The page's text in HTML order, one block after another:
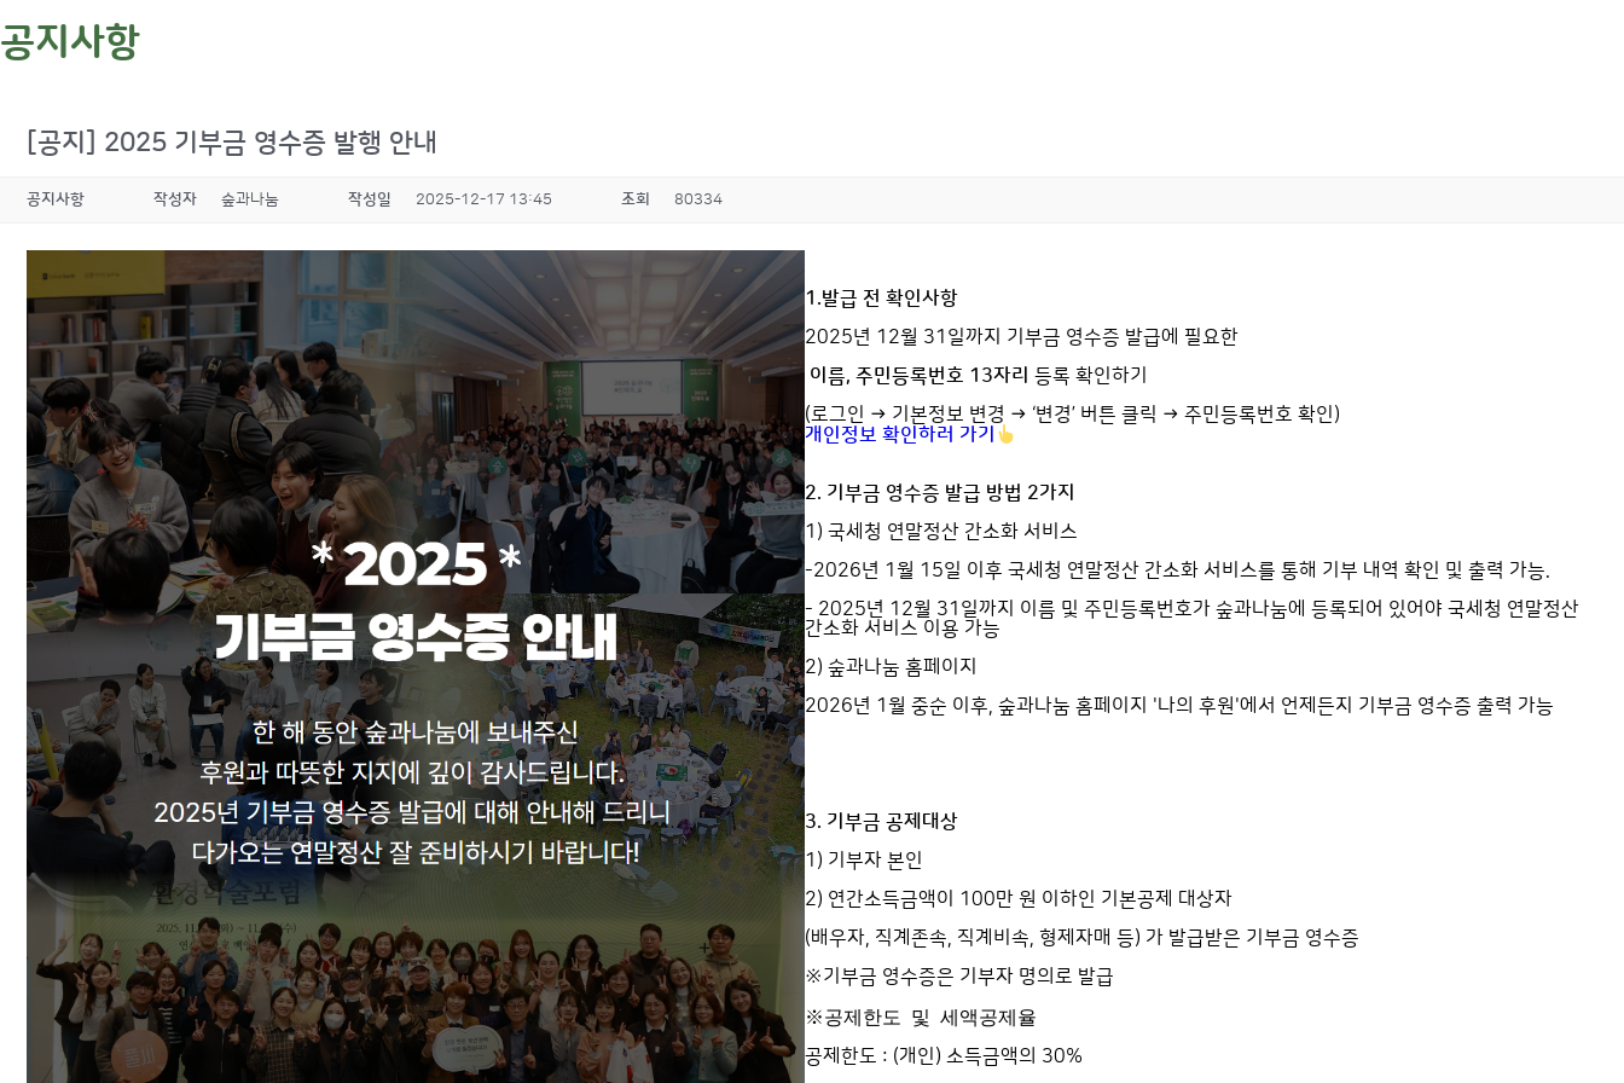
공지사항
[공지] 2025 기부금 영수증 발행 안내
공지사항 작성자 숲과나눔 작성일 2025-12-17 13:45 조회 80334
1.발급 전 확인사항
2025년 12월 31일까지 기부금 영수증 발급에 필요한
이름, 주민등록번호 13자리 등록 확인하기
(로그인 → 기본정보 변경 → ‘변경’ 버튼 클릭 → 주민등록번호 확인)
개인정보 확인하러 가기
2. 기부금 영수증 발급 방법 2가지
1) 국세청 연말정산 간소화 서비스
-2026년 1월 15일 이후 국세청 연말정산 간소화 서비스를 통해 기부 내역 확인 및 출력 가능.
- 2025년 12월 31일까지 이름 및 주민등록번호가 숲과나눔에 등록되어 있어야 국세청 연말정산
간소화 서비스 이용 가능
2) 숲과나눔 홈페이지
2026년 1월 중순 이후, 숲과나눔 홈페이지 '나의 후원'에서 언제든지 기부금 영수증 출력 가능
3. 기부금 공제대상
1) 기부자 본인
2) 연간소득금액이 100만 원 이하인 기본공제 대상자
(배우자, 직계존속, 직계비속, 형제자매 등) 가 발급받은 기부금 영수증
※기부금 영수증은 기부자 명의로 발급
※공제한도 및 세액공제율
공제한도 : (개인) 소득금액의 30%